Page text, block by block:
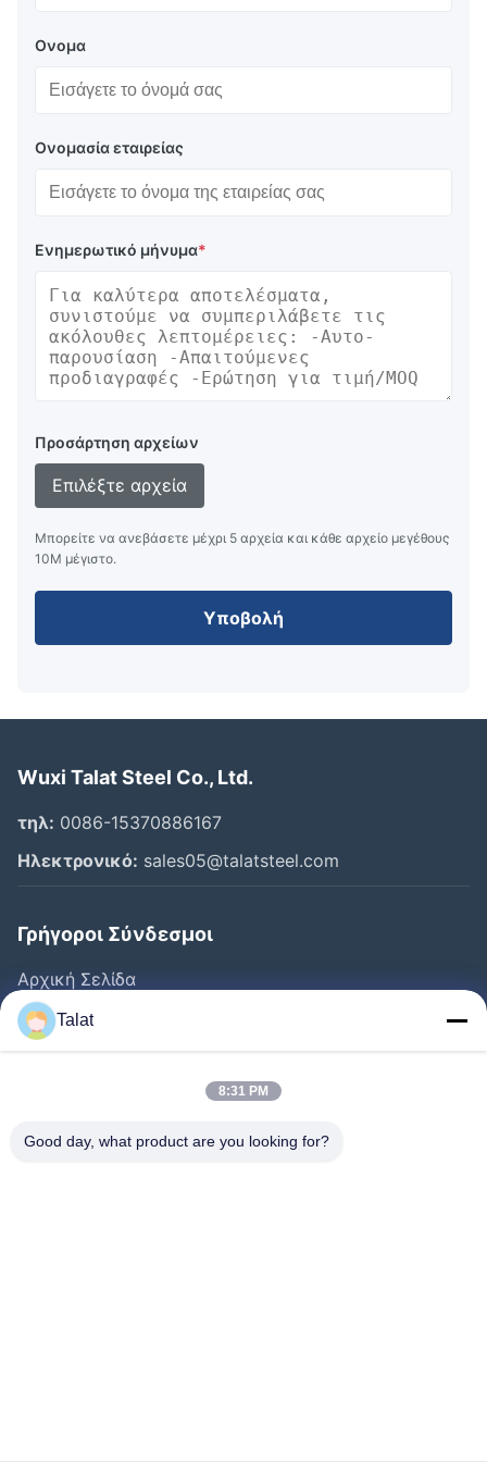
Ονομα
Ονομασία εταιρείας
Ενημερωτικό μήνυμα*
Προσάρτηση αρχείων
Επιλέξτε αρχεία
Μπορείτε να ανεβάσετε μέχρι 5 αρχεία και κάθε αρχείο μεγέθους
10M μέγιστο.
Υποβολή
Wuxi Talat Steel Co., Ltd.
τηλ: 0086-15370886167
Ηλεκτρονικό: sales05@talatsteel.com
Γρήγοροι Σύνδεσμοι
Αρχική Σελίδα
Προϊόντα
Σχετικά Με Εμάς
Ποιοτικός Έλεγχος
Talat
8:31 PM
Good day, what product are you looking for?